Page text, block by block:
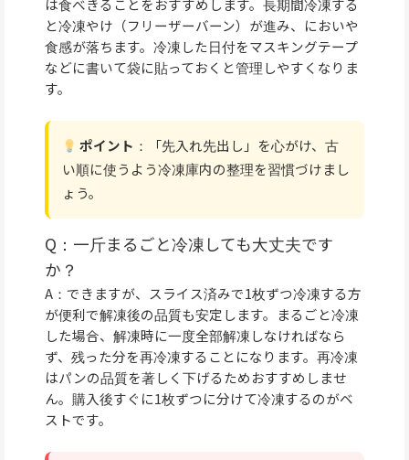
は食べきることをおすすめします。長期間冷凍する
と冷凍やけ（フリーザーバーン）が進み、においや
食感が落ちます。冷凍した日付をマスキングテープ
などに書いて袋に貼っておくと管理しやすくなりま
す。
ポイント ：「先入れ先出し」を心がけ、古
い順に使うよう冷凍庫内の整理を習慣づけまし
ょう。
Q：一斤まるごと冷凍しても大丈夫です
か？
A：できますが、スライス済みで1枚ずつ冷凍する方
が便利で解凍後の品質も安定します。まるごと冷凍
した場合、解凍時に一度全部解凍しなければなら
ず、残った分を再冷凍することになります。再冷凍
はパンの品質を著しく下げるためおすすめしませ
ん。購入後すぐに1枚ずつに分けて冷凍するのがベ
ストです。